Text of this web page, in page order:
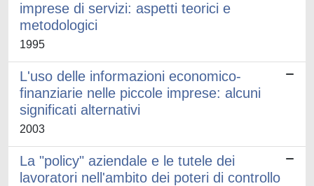
imprese di servizi: aspetti teorici e
metodologici
1995
L'uso delle informazioni economico-
finanziarie nelle piccole imprese: alcuni
significati alternativi
2003
La "policy" aziendale e le tutele dei
lavoratori nell'ambito dei poteri di controllo